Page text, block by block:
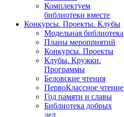
Комплектуем
библиотеки вместе
Конкурсы. Проекты. Клубы
Модельная библиотека
Планы мероприятий
Конкурсы. Проекты
Клубы. Кружки.
Программы
Беловские чтения
ПервоКлассное чтение
Год памяти и славы
Библиотека добрых
дел